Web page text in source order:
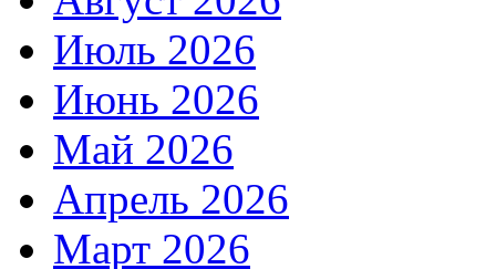
Июль 2026
Июнь 2026
Май 2026
Апрель 2026
Март 2026